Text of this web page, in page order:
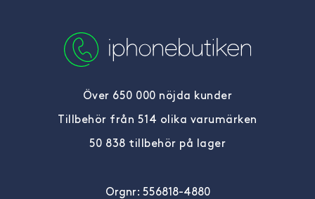
Över 650 000 nöjda kunder
Tillbehör från 514 olika varumärken
50 838 tillbehör på lager
Orgnr: 556818-4880